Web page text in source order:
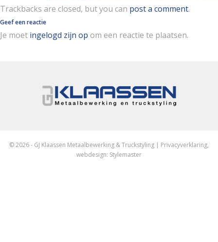
Trackbacks are closed, but you can post a comment.
Geef een reactie
Je moet ingelogd zijn op om een reactie te plaatsen.
© 2026 - GJ Klaassen Metaalbewerking & Truckstyling | Privacyverklaring,
webdesign: Stylemaster